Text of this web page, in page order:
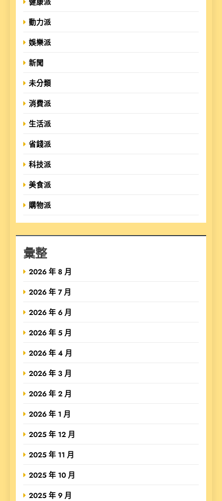
動力派
娛樂派
新聞
未分類
消費派
生活派
省錢派
科技派
美食派
購物派
彙整
2026 年 8 月
2026 年 7 月
2026 年 6 月
2026 年 5 月
2026 年 4 月
2026 年 3 月
2026 年 2 月
2026 年 1 月
2025 年 12 月
2025 年 11 月
2025 年 10 月
2025 年 9 月